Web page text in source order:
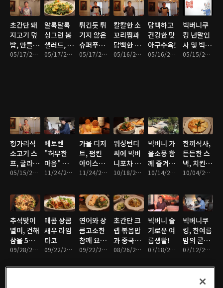
초간단 돼
지고기 덮
밥, 만들기
쉽고 담백
05/17/2022 • 6분
알록달록
싱그런 봄
샐러드, 맛
과 건강을
05/17/2022 • 4분
튀긴듯 튀
기지 않은
슈퍼푸드,
컬리플라05/17/2022 • 5분
칼칼한 소
꼬리찜과
담백한 취
나물밥!!05/16/2022 • 5분
담백하고
건강한 맛
아구수육!
05/16/2022 • 5분
빅버니쿠
킹 년말인
사 및 빅버
니쿠킹 삽
05/15/2022 • 4분
헝가리식
소고기 스
프, 굴라
쉬, 뜨끈뜨
지 따뜻하
게 데워드
립니다.
05/15/2022 • 5분
베토벤
"허무한
마음" 주
제에 의한
아노 변주
곡
11/24/2021 • 8분
가을 디저
트, 펌킨
아이스크
림, 가을밤
께 즐겨보
세요!
11/24/2021 • 3분
워싱턴디
씨에 빅버
니포차 오
픈!! 메뉴
골뱅이무
침, 연어머
리구이, 닭
모래집볶
음입니다.
10/18/2021 • 5분
빅버니 가
을소풍 함
께 즐겨주
세요!
10/14/2021 • 4분
한끼식사,
든든한 스
낵, 치킨
퀘사디아!
10/04/2021 • 4분
추석맞이
별미, 건해
삼을 5일
간 불려만
(八寶菜)
09/28/2021 • 7분
매콤 상콤
새우 라임
타코
09/22/2021 • 5분
연어와 상
큼고소한
참깨 요거
트 드레싱!
고소한 맛
09/22/2021 • 6분
초간단 크
랩 볶음밥
과 중국식
오이 초 무
08/26/2021 • 5분
빅버니 슬
기로운 여
름생활!
07/18/2021 • 4분
빅버니쿠
킹, 한여름
밤의 콘서
트, 베토벤
나타 8번
(비창) 2악
07/12/2021 • 6분